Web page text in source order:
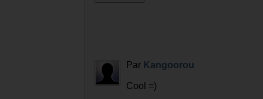
Par Kangoorou
Cool =)